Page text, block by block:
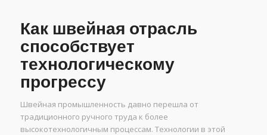
Как швейная отрасль
способствует
технологическому
прогрессу
Швейная промышленность давно перешла от
традиционного ручного труда к более
высокотехнологичным процессам. Технологии в этой